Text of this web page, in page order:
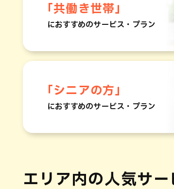
「共働き世帯」
におすすめのサービス・プラン
「シニアの方」
におすすめのサービス・プラン
エリア内の人気サ